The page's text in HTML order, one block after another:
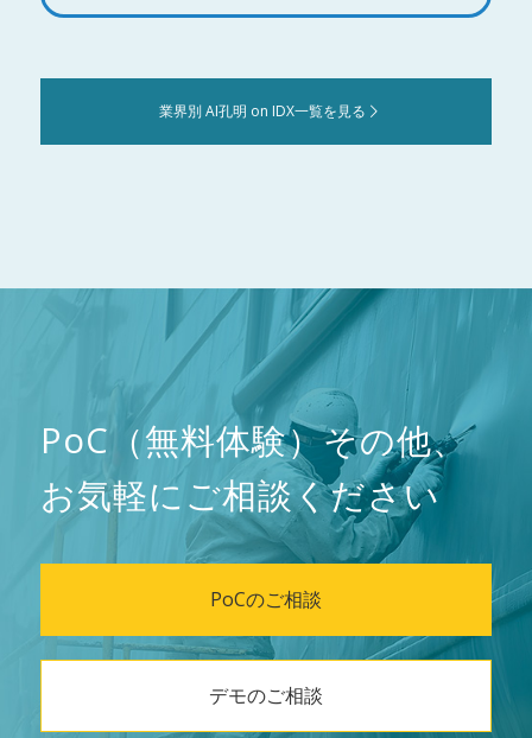
業界別 AI孔明 on IDX一覧を見る
PoC（無料体験）その他、
お気軽にご相談ください
PoCのご相談
デモのご相談